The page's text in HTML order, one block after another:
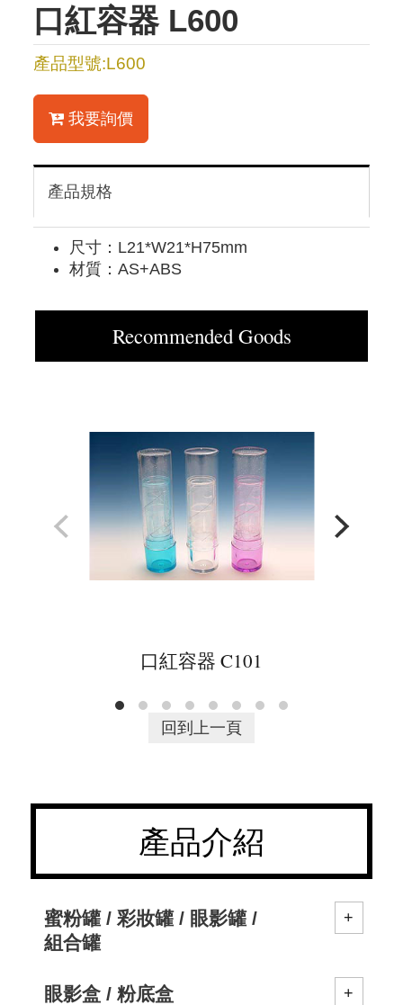
產品介紹
蜜粉罐 / 彩妝罐 / 眼影罐 /
組合罐
眼影盒 / 粉底盒
口紅容器 L600
產品型號:L600
我要詢價
產品規格
尺寸：L21*W21*H75mm
材質：AS+ABS
Recommended Goods
口紅容器 C101
回到上一頁